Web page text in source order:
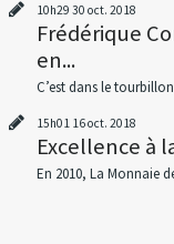
10h29 30 oct. 2018
Frédérique
en...
C’est dans le
15h01 16oct. 2018
Excellence à
En 2010, La Monnaie